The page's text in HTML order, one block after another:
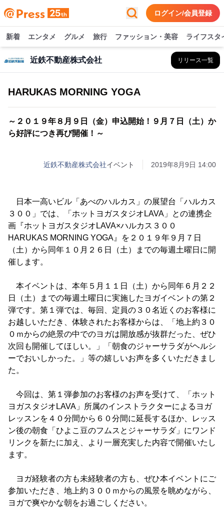
ログイン/会員登録
新着 エンタメ グルメ 旅行 ファッション・美容 ライフスタ
近鉄不動産株式会社 リリース一覧
HARUKAS MORNING YOGA
～２０１９年８月９日（金）申込開始！９月７日（土）か
ら好評につき再び開催！～
近鉄不動産株式会社イベント 2019年8月9日 14:00
日本一高いビル「あべのハルカス」の展望台「ハルカス
３００」では、「ホットヨガスタジオLAVA」との連携企
画『ホットヨガスタジオLAVA×ハルカス３００
HARUKAS MORNING YOGA』を２０１９年９月７日
（土）から同年１０月２６日（土）までの毎週土曜日に開
催します。
本イベントは、本年５月１１日（土）から同年６月２２
日（土）までの毎週土曜日に実施したヨガイベントの第２
弾です。第１弾では、毎回、定員の３０名近くのお客様に
お越しいただき、体験されたお客様からは、「地上約３０
０ｍからの絶景の中でのヨガは開放感が抜群だった、ぜひ
次回も開催してほしい。」「朝食のジャーサラダがヘルシ
ーでおいしかった。」等の嬉しいお声を多くいただきまし
た。
今回は、第１弾参加のお客様のお声を受けて、「ホット
ヨガスタジオLAVA」所属のインストラクターによるヨガ
レッスンを４０分間から６０分間に延長するほか、レッス
ン後の朝食「ひよこ豆のフムスとジャーサラダ」にワンド
リンクを新たに加え、より一層充実した内容で開催いたし
ます。
ヨガ経験者の方も未経験者の方も、ぜひ本イベントにご
参加いただき、地上約３００ｍからの風景を眺めながら、
ヨガで爽やかな朝をお過ごしください。